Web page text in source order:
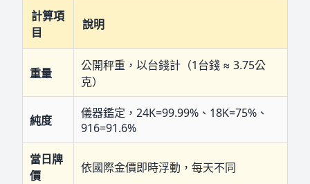
計算項
目
說明
重量
公開秤重，以台錢計（1台錢 ≈ 3.75公
克）
純度
儀器鑑定，24K=99.99%、18K=75%、
916=91.6%
當日牌
價
依國際金價即時浮動，每天不同